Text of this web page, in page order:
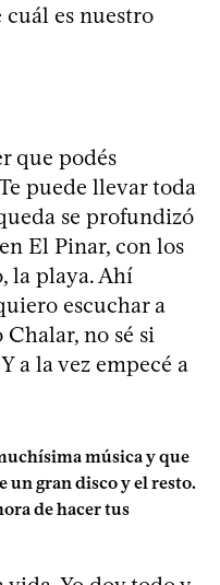
es nuestro
que podés
puede llevar toda
se profundizó
El Pinar, con los
la playa. Ahí
escuchar a
no sé si
a la vez empecé a
música y que
un gran disco y el resto.
de hacer tus